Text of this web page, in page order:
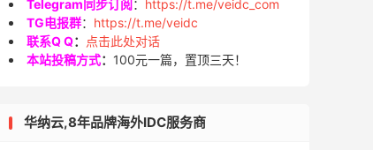
Telegram同步订阅： https://t.me/veidc_com
TG电报群： https://t.me/veidc
联系Q Q：
点击此处对话
本站投稿方式： 100元一篇，置顶三天！
华纳云,8年品牌海外IDC服务商